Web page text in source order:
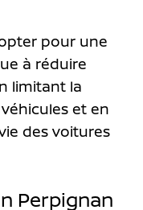
pour une
à réduire
limitant la
et en
des voitures
Perpignan